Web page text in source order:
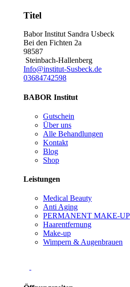
Titel
Babor Institut Sandra Usbeck
Bei den Fichten 2a
98587
Steinbach-Hallenberg
Info@institut-Susbeck.de
03684742598
BABOR Institut
Gutschein
Über uns
Alle Behandlungen
Kontakt
Blog
Shop
Leistungen
Medical Beauty
Anti Aging
PERMANENT MAKE-UP
Haarentfernung
Make-up
Wimpern & Augenbrauen